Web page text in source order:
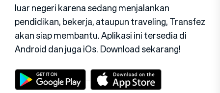
luar negeri karena sedang menjalankan
pendidikan, bekerja, ataupun traveling, Transfez
akan siap membantu. Aplikasi ini tersedia di
Android dan juga iOs. Download sekarang!